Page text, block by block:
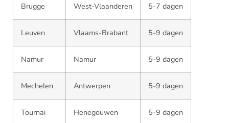
Brugge West-Vlaanderen 5-7 dagen
Leuven Vlaams-Brabant 5-9 dagen
Namur Namur 5-9 dagen
Mechelen Antwerpen 5-9 dagen
Tournai Henegouwen 5-9 dagen